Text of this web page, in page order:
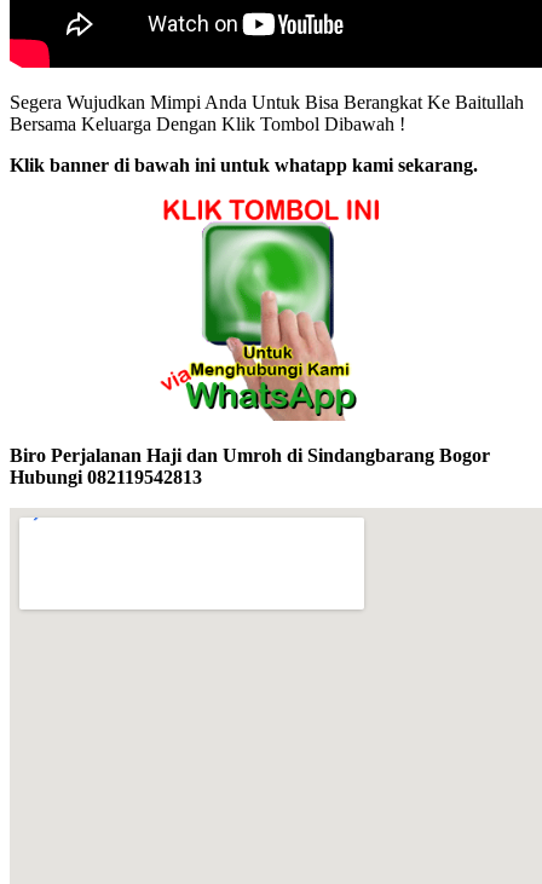
Segera Wujudkan Mimpi Anda Untuk Bisa Berangkat Ke Baitullah
Bersama Keluarga Dengan Klik Tombol Dibawah !
Klik banner di bawah ini untuk whatapp kami sekarang.
Biro Perjalanan Haji dan Umroh di Sindangbarang Bogor
Hubungi 082119542813